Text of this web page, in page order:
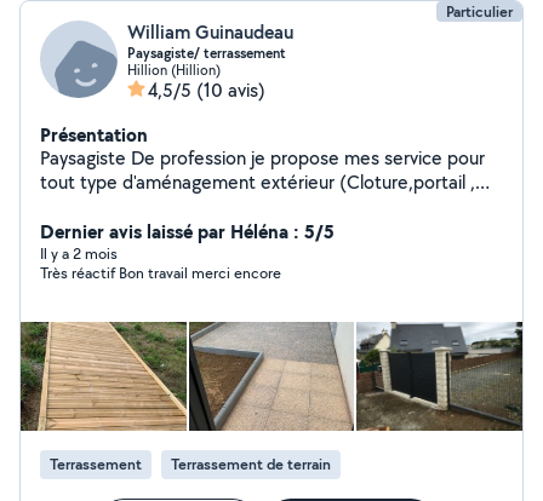
Particulier
William Guinaudeau
Paysagiste/ terrassement
Hillion (Hillion)
4,5/5 (10 avis)
Présentation
Paysagiste De profession je propose mes service pour
tout type d'aménagement extérieur (Cloture,portail ,
je propose également tout type de travaux de
terrassement, trancher préparation de cours ,prépa
gazon ,arrachage de haie ,arbuste et souche et tout
Dernier avis laissé par Héléna : 5/5
Il y a 2 mois
Très réactif Bon travail merci encore
Terrassement Terrassement de terrain